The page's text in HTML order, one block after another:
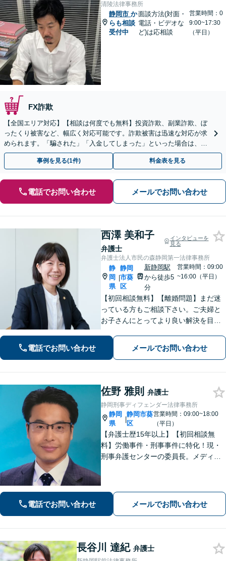
清陵法律事務所
静岡市 か
らも相談
受付中
面談方法(対面・
電話・ビデオな
ど)は応相談
営業時間：0
9:00~17:30
（平日）
FX詐欺
【全国エリア対応】【相談は何度でも無料】投資詐欺、副業詐欺、ぼ
ったくり被害など、幅広く対応可能です。詐欺被害は迅速な対応が求
められます。「騙された」「入金してしまった」といった場合は、お
早めにご相談ください。【電話・メール・WEB相談可】
事例を見る(1件) 料金表を見る
電話でお問い合わせ メールでお問い合わせ
西澤 美和子
弁護士
インタビューを
見る
弁護士法人市民の森静岡第一法律事務所
静
岡
県
|
静岡
市葵
区
新静岡駅
から徒歩5
分
営業時間：09:00
~16:00（平日）
【初回相談無料】【離婚問題】まだ迷
っている方もご相談下さい。ご夫婦と
お子さんにとってより良い解決を目指
労働問題など、幅広いお悩みに対応し
ます。【静岡市／焼津市／島田市／藤
電話でお問い合わせ メールでお問い合わせ
佐野 雅則 弁護士
静岡刑事ディフェンダー法律事務所
静岡
県
|
静岡市葵
区
営業時間：09:00~18:00
（平日）
【弁護士歴15年以上】【初回相談無
料】労働事件・刑事事件に特化！現・
刑事弁護センターの委員長。メディア
す。地域密着型の法律事務所
電話でお問い合わせ メールでお問い合わせ
長谷川 達紀 弁護士